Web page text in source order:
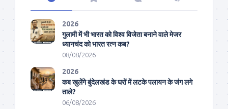
2026
गुलामी में भी भारत को विश्व विजेता बनाने वाले मेजर
ध्यानचंद को भारत रत्न कब?
08/08/2026
2026
कब खुलेंगे बुंदेलखंड के घरों में लटके पलायन के जंग लगे
ताले?
06/08/2026